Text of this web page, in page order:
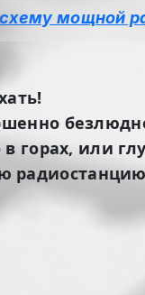
мощной
горах, или